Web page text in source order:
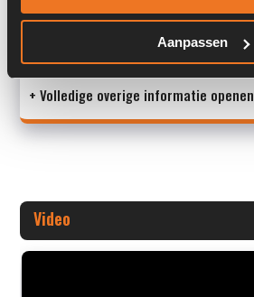
Aanpassen
S/N: -
+ Volledige overige informatie openen
Video